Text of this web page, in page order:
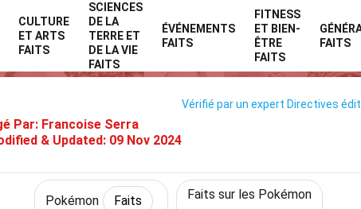
CULTURE
ET ARTS
FAITS
SCIENCES
DE LA
TERRE ET
DE LA VIE
FAITS
ÉVÉNEMENTS
FAITS
FITNESS
ET BIEN-
ÊTRE
FAITS
FAITS
Home Personnages PokémonFaits
29 Faits Sur Osselait
Par: Francoise Serra
& Updated: 09 Nov 2024
Vérifié par un expert Directives
Pokémon Faits Faits sur les Pokémon